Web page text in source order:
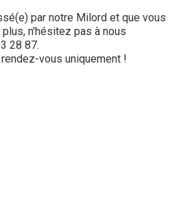
par notre Milord et que vous
n'hésitez pas à nous
28 87.
vous uniquement !